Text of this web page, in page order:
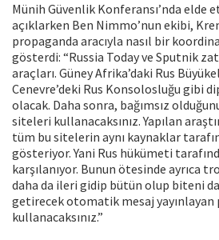
Münih Güvenlik Konferansı’nda elde
açıklarken Ben Nimmo’nun ekibi,
propaganda aracıyla nasıl bir
gösterdi: “Russia Today ve Sputnik
araçları. Güney Afrika’daki Rus
Cenevre’deki Rus Konsolosluğu gibi
olacak. Daha sonra, bağımsız
siteleri kullanacaksınız. Yapılan
tüm bu sitelerin aynı kaynaklar
gösteriyor. Yani Rus hükümeti
karşılanıyor. Bunun ötesinde ayrıca
daha da ileri gidip bütün olup biteni
getirecek otomatik mesaj
kullanacaksınız.”